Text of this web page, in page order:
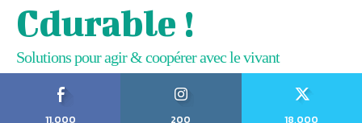
Cdurable !
Solutions pour agir & coopérer avec le vivant
11,000
200
18,000